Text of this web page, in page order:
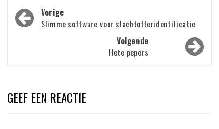
Bericht
navigatie
Vorige
Slimme software voor slachtofferidentificatie
Volgende
Hete pepers
GEEF EEN REACTIE